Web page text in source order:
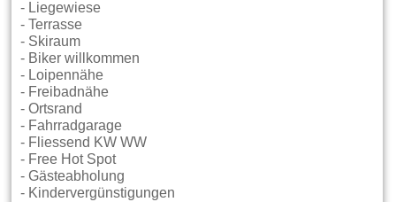
- Liegewiese
- Terrasse
- Skiraum
- Biker willkommen
- Loipennähe
- Freibadnähe
- Ortsrand
- Fahrradgarage
- Fliessend KW WW
- Free Hot Spot
- Gästeabholung
- Kindervergünstigungen